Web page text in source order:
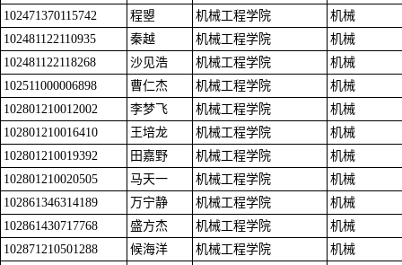
102471370115742
程曌 机械工程学院
机械
102481122110935
秦越 机械工程学院
机械
102481122118268
沙见浩 机械工程学院
机械
102511000006898
曹仁杰 机械工程学院
机械
102801210012002
李梦飞 机械工程学院
机械
102801210016410
王培龙 机械工程学院
机械
102801210019392
田嘉野 机械工程学院
机械
102801210020505
马天一 机械工程学院
机械
102861346314189
万宁静 机械工程学院
机械
102861430717768
盛方杰 机械工程学院
机械
102871210501288
候海洋 机械工程学院
机械